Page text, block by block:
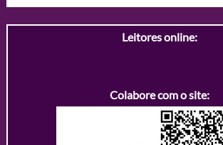
Leitores online:
Colabore com o site: